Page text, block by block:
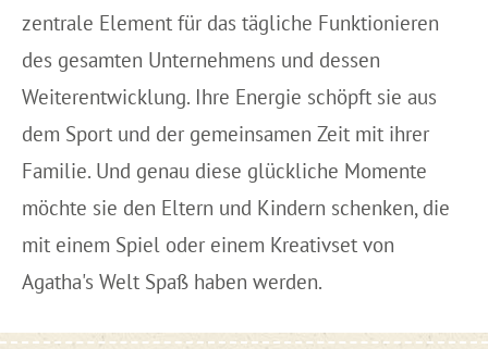
zentrale Element für das tägliche Funktionieren
des gesamten Unternehmens und dessen
Weiterentwicklung. Ihre Energie schöpft sie aus
dem Sport und der gemeinsamen Zeit mit ihrer
Familie. Und genau diese glückliche Momente
möchte sie den Eltern und Kindern schenken, die
mit einem Spiel oder einem Kreativset von
Agatha's Welt Spaß haben werden.